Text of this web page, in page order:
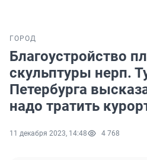
ГОРОД
Благоустройство
скульптуры нерп.
Петербурга
надо тратить
11 декабря 2023, 14:48 4 768